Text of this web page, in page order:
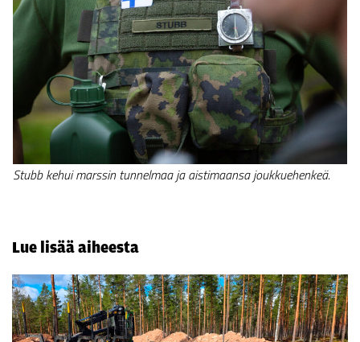
Stubb kehui marssin tunnelmaa ja aistimaansa joukkuehenkeä.
Lue lisää aiheesta